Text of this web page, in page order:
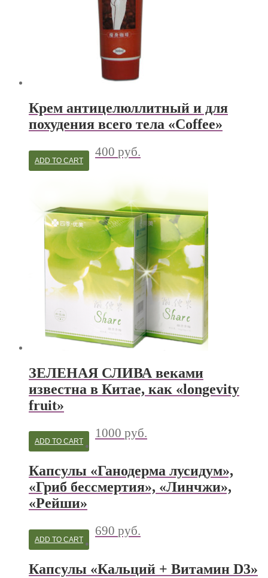
Крем антицелюллитный и для
похудения всего тела «Coffee»
400 руб.
ADD TO CART
ЗЕЛЕНАЯ СЛИВА веками
известна в Китае, как «longevity
fruit»
1000 руб.
ADD TO CART
Капсулы «Ганодерма лусидум»,
«Гриб бессмертия», «Линчжи»,
«Рейши»
690 руб.
ADD TO CART
Капсулы «Кальций + Витамин D3»